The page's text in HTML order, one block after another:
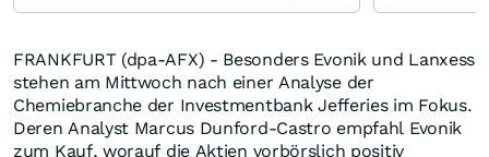
FRANKFURT (dpa-AFX) - Besonders Evonik und Lanxess
stehen am Mittwoch nach einer Analyse der
Chemiebranche der Investmentbank Jefferies im Fokus.
Deren Analyst Marcus Dunford-Castro empfahl Evonik
zum Kauf, worauf die Aktien vorbörslich positiv